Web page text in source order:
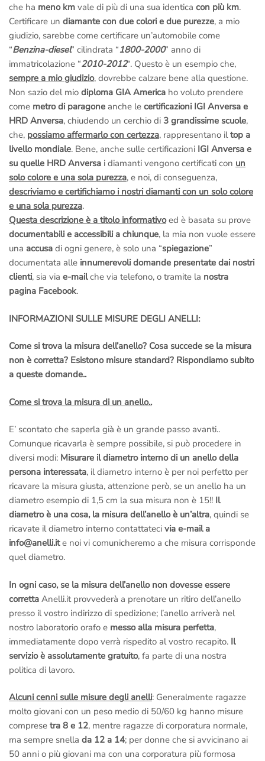
che ha meno km vale di più di una sua identica con più km.
Certificare un diamante con due colori e due purezze, a mio
giudizio, sarebbe come certificare un’automobile come
“Benzina-diesel” cilindrata “1800-2000” anno di
immatricolazione “2010-2012“. Questo è un esempio che,
sempre a mio giudizio, dovrebbe calzare bene alla questione.
Non sazio del mio diploma GIA America ho voluto prendere
come metro di paragone anche le certificazioni IGI Anversa e
HRD Anversa, chiudendo un cerchio di 3 grandissime scuole,
che, possiamo affermarlo con certezza, rappresentano iltop a
livello mondiale. Bene, anche sulle certificazioni IGI Anversa e
su quelle HRD Anversa i diamanti vengono certificati con un
solo colore e una sola purezza, e noi, di conseguenza,
descriviamo e certifichiamo i nostri diamanti con un solo colore
e una sola purezza.
Questa descrizione è a titolo informativoed è basata su prove
documentabili e accessibili a chiunque, la mia non vuole essere
una accusa di ogni genere, è solo una “spiegazione”
documentata alle innumerevoli domande presentate dai nostri
clienti, sia via e-mailche via telefono, o tramite la nostra
pagina Facebook.
INFORMAZIONI SULLE MISURE DEGLI ANELLI:
Come si trova la misura dell’anello? Cosa succede se la misura
non è corretta? Esistono misure standard? Rispondiamo subito
a queste domande..
Come si trova la misura di un anello..
E’ scontato che saperla già è un grande passo avanti..
Comunque ricavarla è sempre possibile, si può procedere in
diversi modi: Misurare il diametro interno di un anello della
persona interessata, il diametro interno è per noi perfetto per
ricavare la misura giusta, attenzione però, se un anello ha un
diametro esempio di 1,5 cm la sua misura non è 15!! Il
diametro è una cosa, la misura dell’anello è un’altra, quindi se
ricavate il diametro interno contattateci via e-mail a
info@anelli.ite noi vi comunicheremo a che misura corrisponde
quel diametro.
In ogni caso, se la misura dell’anello non dovesse essere
corretta Anelli.it provvederà a prenotare un ritiro dell’anello
presso il vostro indirizzo di spedizione; l’anello arriverà nel
nostro laboratorio orafo e messo alla misura perfetta,
immediatamente dopo verrà rispedito al vostro recapito. Il
servizio è assolutamente gratuito, fa parte di una nostra
politica di lavoro.
Alcuni cenni sulle misure degli anelli: Generalmente ragazze
molto giovani con un peso medio di 50/60 kg hanno misure
comprese tra 8 e 12, mentre ragazze di corporatura normale,
ma sempre snella da 12 a 14; per donne che si avvicinano ai
50 anni o più giovani ma con una corporatura più formosa